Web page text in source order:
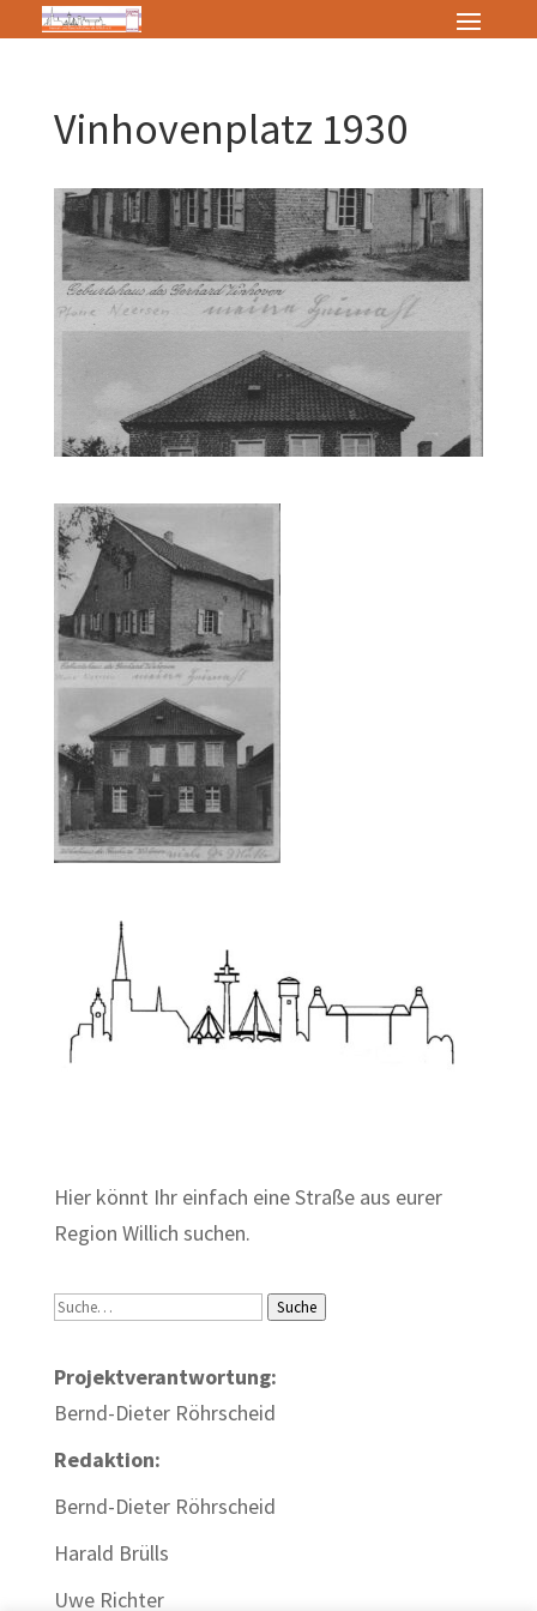
Vinhovenplatz 1930
Hier könnt Ihr einfach eine Straße aus eurer
Region Willich suchen.
Suche Suche
Projektverantwortung:
Bernd-Dieter Röhrscheid
Redaktion:
Bernd-Dieter Röhrscheid
Harald Brülls
Uwe Richter